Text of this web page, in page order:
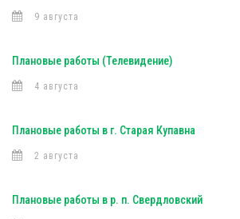
9 августа
Плановые работы (Телевидение)
4 августа
Плановые работы в г. Старая Купавна
2 августа
Плановые работы в р. п. Свердловский